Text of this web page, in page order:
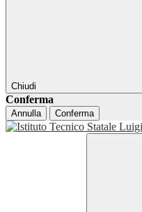
Chiudi
Conferma
Annulla Conferma